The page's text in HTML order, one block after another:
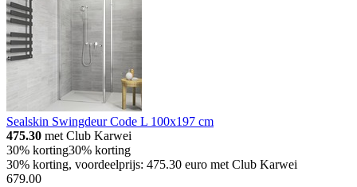
Sealskin Swingdeur Code L 100x197 cm
475.30 met Club Karwei
30% korting30% korting
30% korting, voordeelprijs: 475.30 euro met Club Karwei
679.00